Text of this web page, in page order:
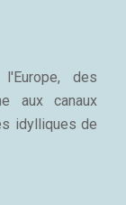
des
aux canaux
idylliques de